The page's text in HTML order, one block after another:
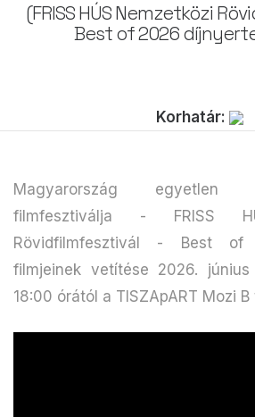
(FRISS HÚS Nemzetközi
Best of 2026
Korhatár:
Magyarország egyetlen
filmfesztiválja - FRISS
Rövidfilmfesztivál - Best of
filmjeinek vetítése 2026.
18:00 órától a TISZApART Mozi